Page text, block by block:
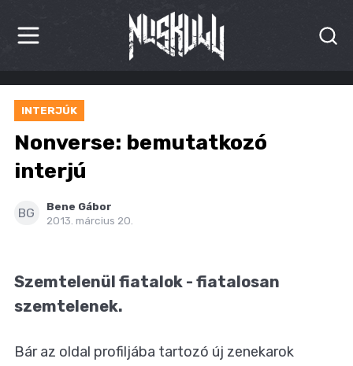
HÍREK
KRITIKÁK
BESZÁMOLÓK
MÁSVILÁG
INTERJÚK
Nonverse: bemutatkozó
interjú
BG
Bene Gábor
2013. március 20.
Szemtelenül fiatalok - fiatalosan
szemtelenek.
Bár az oldal profiljába tartozó új zenekarok